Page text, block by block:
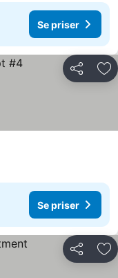
Se priser
Dela
Se priser
Dela